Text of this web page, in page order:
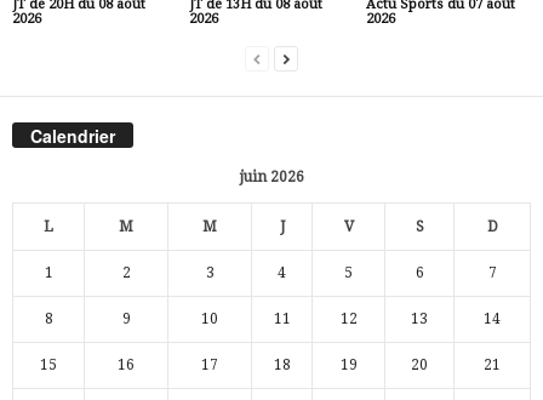
JT de 20H du 08 août
2026
JT de 13H du 08 août
2026
Actu Sports du 07 août
2026
Calendrier
juin 2026
L M M J V S D
1 2 3 4 5 6 7
8 9 10 11 12 13 14
15 16 17 18 19 20 21